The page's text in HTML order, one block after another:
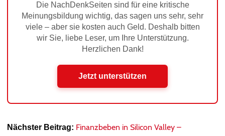
Die NachDenkSeiten sind für eine kritische
Meinungsbildung wichtig, das sagen uns sehr, sehr
viele – aber sie kosten auch Geld. Deshalb bitten
wir Sie, liebe Leser, um Ihre Unterstützung.
Herzlichen Dank!
Jetzt unterstützen
Nächster Beitrag: Finanzbeben in Silicon Valley –